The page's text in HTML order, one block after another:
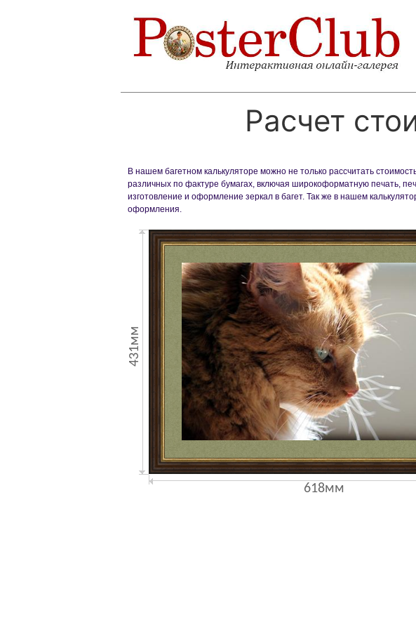
Расчет
В нашем багетном калькуляторе можно не только рассчитать
различных по фактуре бумагах, включая широкоформатную печать,
изготовление и оформление зеркал в багет. Так же в нашем
оформления.
431мм
618мм